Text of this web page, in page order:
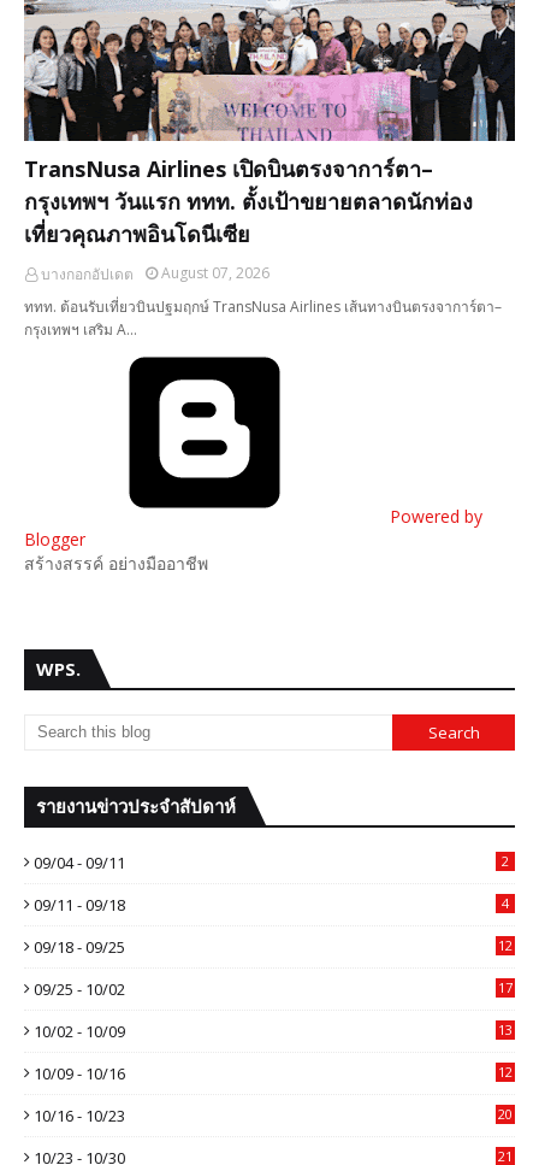
TransNusa Airlines เปิดบินตรงจาการ์ตา–
กรุงเทพฯ วันแรก ททท. ตั้งเป้าขยายตลาดนักท่อง
เที่ยวคุณภาพอินโดนีเซีย
บางกอกอัปเดต
August 07, 2026
ททท. ต้อนรับเที่ยวบินปฐมฤกษ์ TransNusa Airlines เส้นทางบินตรงจาการ์ตา–
กรุงเทพฯ เสริม A…
Powered by
Blogger
สร้างสรรค์ อย่างมืออาชีพ
WPS.
รายงานข่าวประจำสัปดาห์
09/04 - 09/11 2
09/11 - 09/18 4
09/18 - 09/25 12
09/25 - 10/02 17
10/02 - 10/09 13
10/09 - 10/16 12
10/16 - 10/23 20
10/23 - 10/30 21